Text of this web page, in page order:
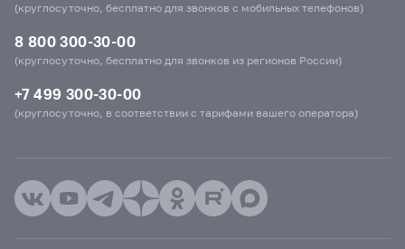
(круглосуточно, бесплатно для звонков с мобильных телефонов)
8 800 300-30-00
(круглосуточно, бесплатно для звонков из регионов России)
+7 499 300-30-00
(круглосуточно, в соответствии с тарифами вашего оператора)